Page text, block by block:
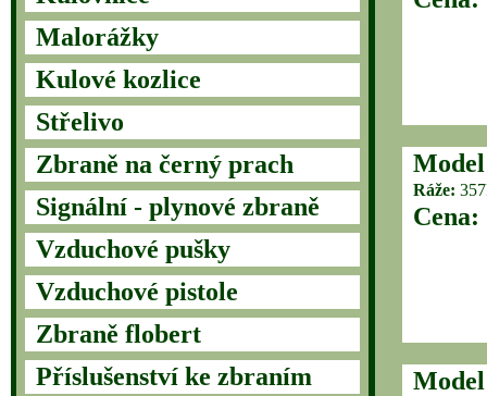
Malorážky
Kulové kozlice
Střelivo
Zbraně na černý prach
Signální - plynové zbraně
Vzduchové pušky
Vzduchové pistole
Zbraně flobert
Příslušenství ke zbraním
Ráže:
Cena: